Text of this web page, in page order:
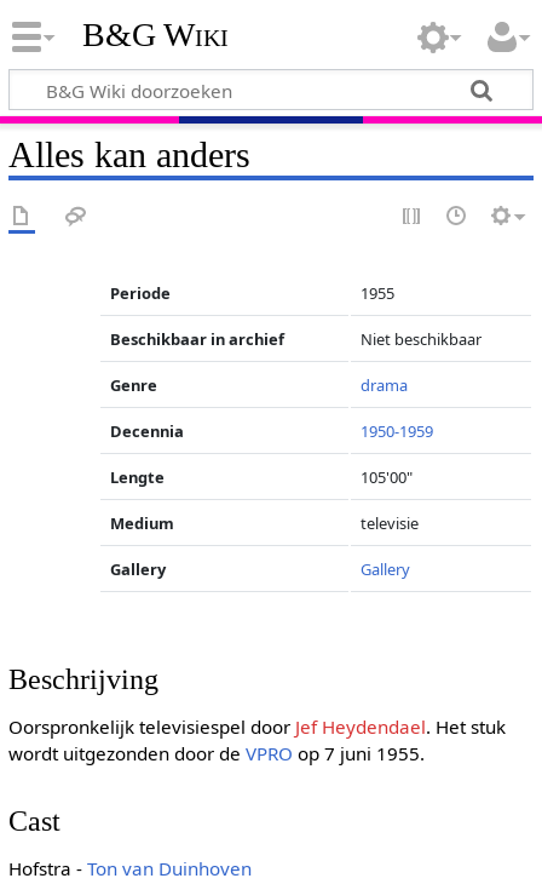
B&G Wiki
Alles kan anders
Periode 1955
Beschikbaar in archief Niet beschikbaar
Genre drama
Decennia 1950-1959
Lengte 105'00"
Medium televisie
Gallery Gallery
Beschrijving
Oorspronkelijk televisiespel door Jef Heydendael. Het stuk
wordt uitgezonden door de VPRO op 7 juni 1955.
Cast
Hofstra - Ton van Duinhoven